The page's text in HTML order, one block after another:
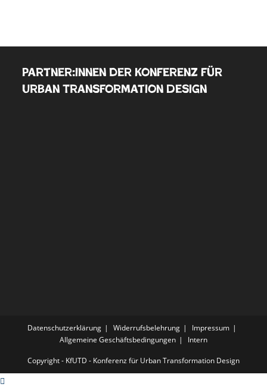
Partner:innen der Konferenz für
Urban Transformation Design
Datenschutzerklärung Widerrufsbelehrung
Impressum
Allgemeine Geschäftsbedingungen
Intern
Copyright - KfUTD - Konferenz für Urban Transformation Design